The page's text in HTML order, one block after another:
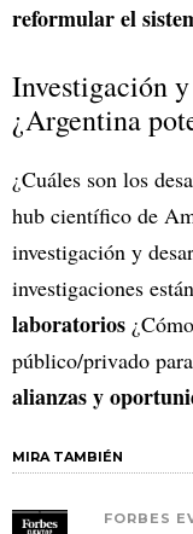
reformular el
Investigación
¿Argentina
¿Cuáles son los
hub científico de
investigación y
investigaciones
laboratorios
público/privado
alianzas y
MIRA TAMBIÉN
FORBES